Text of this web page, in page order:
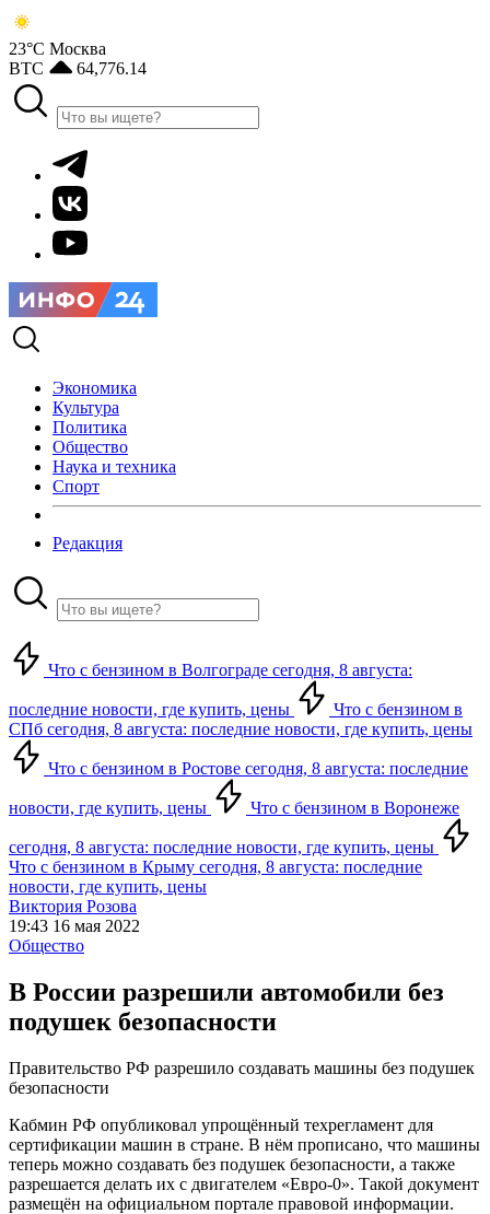
23°С Москва
BTC
64,776.14
Экономика
Культура
Политика
Общество
Наука и техника
Спорт
Редакция
Что с бензином в Волгограде сегодня, 8 августа:
последние новости, где купить, цены
Что с бензином в
СПб сегодня, 8 августа: последние новости, где купить, цены
Что с бензином в Ростове сегодня, 8 августа: последние
новости, где купить, цены Что с бензином в Воронеже
сегодня, 8 августа: последние новости, где купить, цены
Что с бензином в Крыму сегодня, 8 августа: последние
новости, где купить, цены
Виктория Розова
19:43 16 мая 2022
Общество
В России разрешили автомобили без
подушек безопасности
Правительство РФ разрешило создавать машины без подушек
безопасности
Кабмин РФ опубликовал упрощённый техрегламент для
сертификации машин в стране. В нём прописано, что машины
теперь можно создавать без подушек безопасности, а также
разрешается делать их с двигателем «Евро-0». Такой документ
размещён на официальном портале правовой информации.